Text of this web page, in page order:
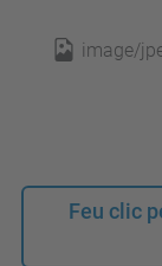
image/
Feu clic